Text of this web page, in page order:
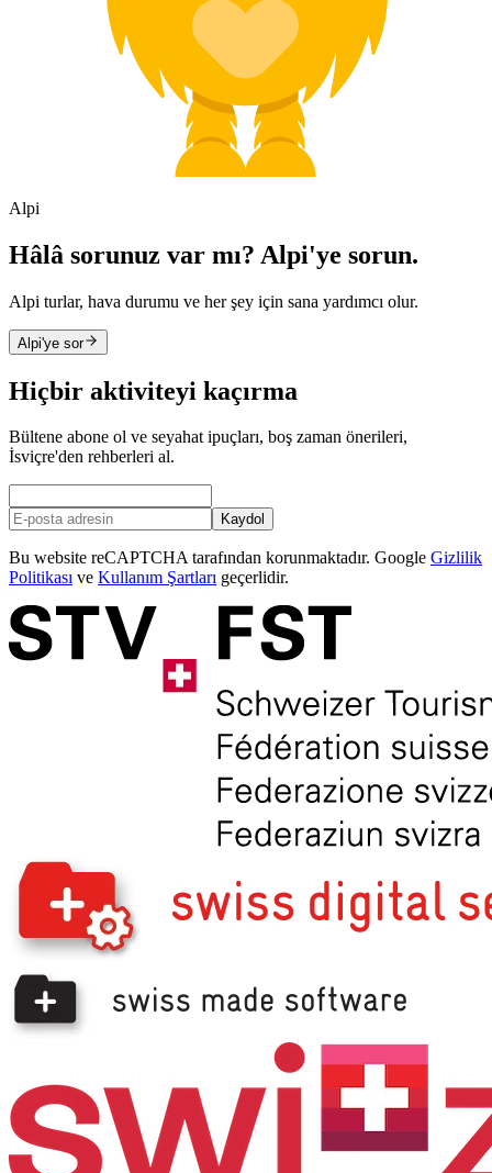
Alpi
Hâlâ sorunuz var mı? Alpi'ye sorun.
Alpi turlar, hava durumu ve her şey için sana yardımcı olur.
Alpi'ye sor
Hiçbir aktiviteyi kaçırma
Bültene abone ol ve seyahat ipuçları, boş zaman önerileri,
İsviçre'den rehberleri al.
Kaydol
Bu website reCAPTCHA tarafından korunmaktadır. Google Gizlilik
Politikası ve Kullanım Şartları geçerlidir.